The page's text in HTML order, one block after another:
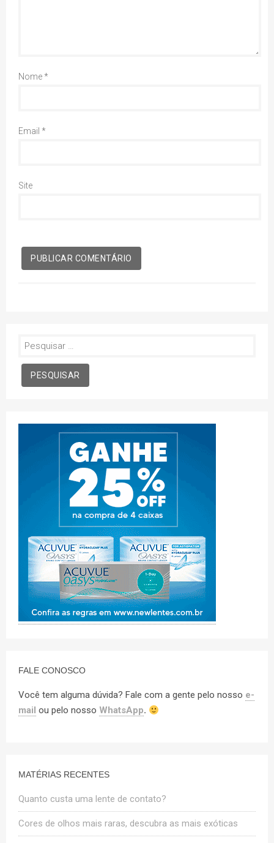
Nome*
Email *
Site
Pesquisar
FALE CONOSCO
Você tem alguma dúvida? Fale com a gente pelo nosso e-
mail ou pelo nosso WhatsApp.
MATÉRIAS RECENTES
Quanto custa uma lente de contato?
Cores de olhos mais raras, descubra as mais exóticas